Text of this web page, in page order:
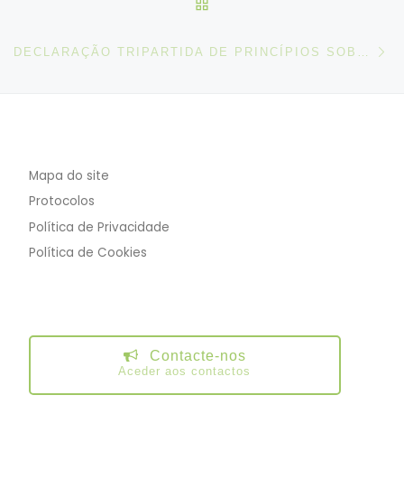
Mapa do site
Protocolos
Política de Privacidade
Política de Cookies
Contacte-nos
Aceder aos contactos